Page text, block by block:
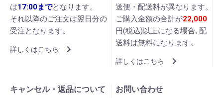
は17:00までとなります。
それ以降のご注文は翌日分の
受注となります。
詳しくはこちら
送便・配送料が異なります。
ご購入金額の合計が22,000
円(税込)以上になる場合､配
送料は無料になります。
詳しくはこちら
キャンセル・返品について お問い合わせ